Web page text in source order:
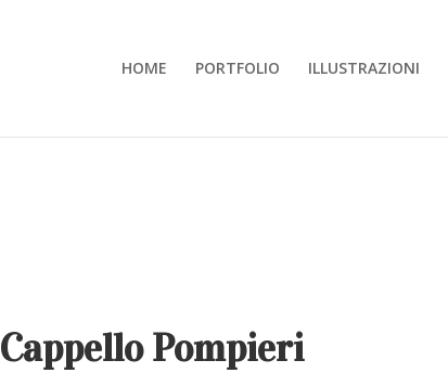
HOME PORTFOLIO ILLUSTRAZIONI
Cappello Pompieri